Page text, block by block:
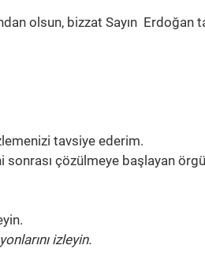
olsun, bizzat Sayın Erdoğan
tavsiye ederim.
sonrası çözülmeye başlayan
izleyin.